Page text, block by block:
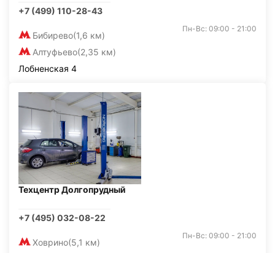
+7 (499) 110-28-43
Бибирево(1,6 км)
Алтуфьево(2,35 км)
Пн-Вс: 09:00 - 21:00
Лобненская 4
Техцентр Долгопрудный
+7 (495) 032-08-22
Ховрино(5,1 км)
Пн-Вс: 09:00 - 21:00